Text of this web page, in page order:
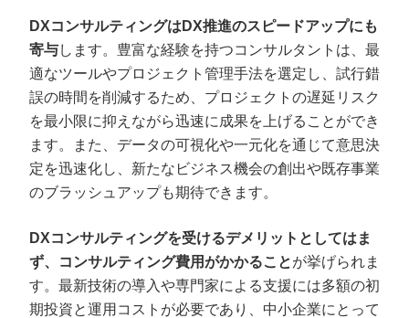
DXコンサルティングはDX推進のスピードアップにも
寄与します。豊富な経験を持つコンサルタントは、最
適なツールやプロジェクト管理手法を選定し、試行錯
誤の時間を削減するため、プロジェクトの遅延リスク
を最小限に抑えながら迅速に成果を上げることができ
ます。また、データの可視化や一元化を通じて意思決
定を迅速化し、新たなビジネス機会の創出や既存事業
のブラッシュアップも期待できます。
DXコンサルティングを受けるデメリットとしてはま
ず、コンサルティング費用がかかることが挙げられま
す。最新技術の導入や専門家による支援には多額の初
期投資と運用コストが必要であり、中小企業にとって